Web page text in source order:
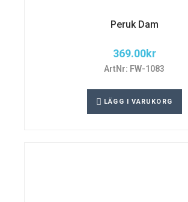
Peruk Dam
369.00kr
ArtNr: FW-1083
LÄGG I VARUKORG